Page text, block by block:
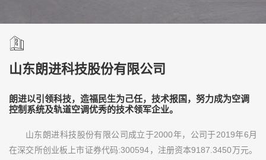
山东朗进科技股份有限公司
朗进以引领科技，造福民生为己任，技术报国，努力成为空调
控制系统及轨道空调优秀的技术领军企业。
山东朗进科技股份有限公司成立于2000年，公司于2019年6月
在深交所创业板上市证券代码:300594，注册资本9187.3450万元。